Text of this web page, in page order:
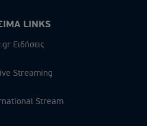
LINKS
Ειδήσεις
Streaming
Stream